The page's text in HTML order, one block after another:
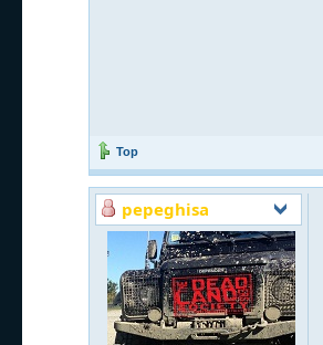
Top
pepeghisa